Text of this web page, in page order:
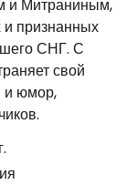
и Митраниным,
и признанных
СНГ. С
свой
и юмор,